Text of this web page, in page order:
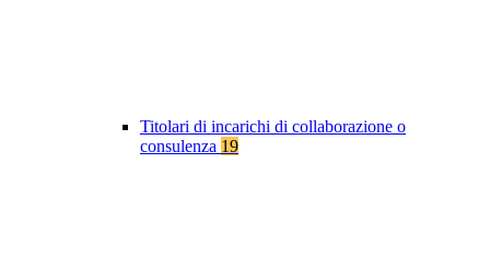
Titolari di incarichi di collaborazione o
consulenza 19